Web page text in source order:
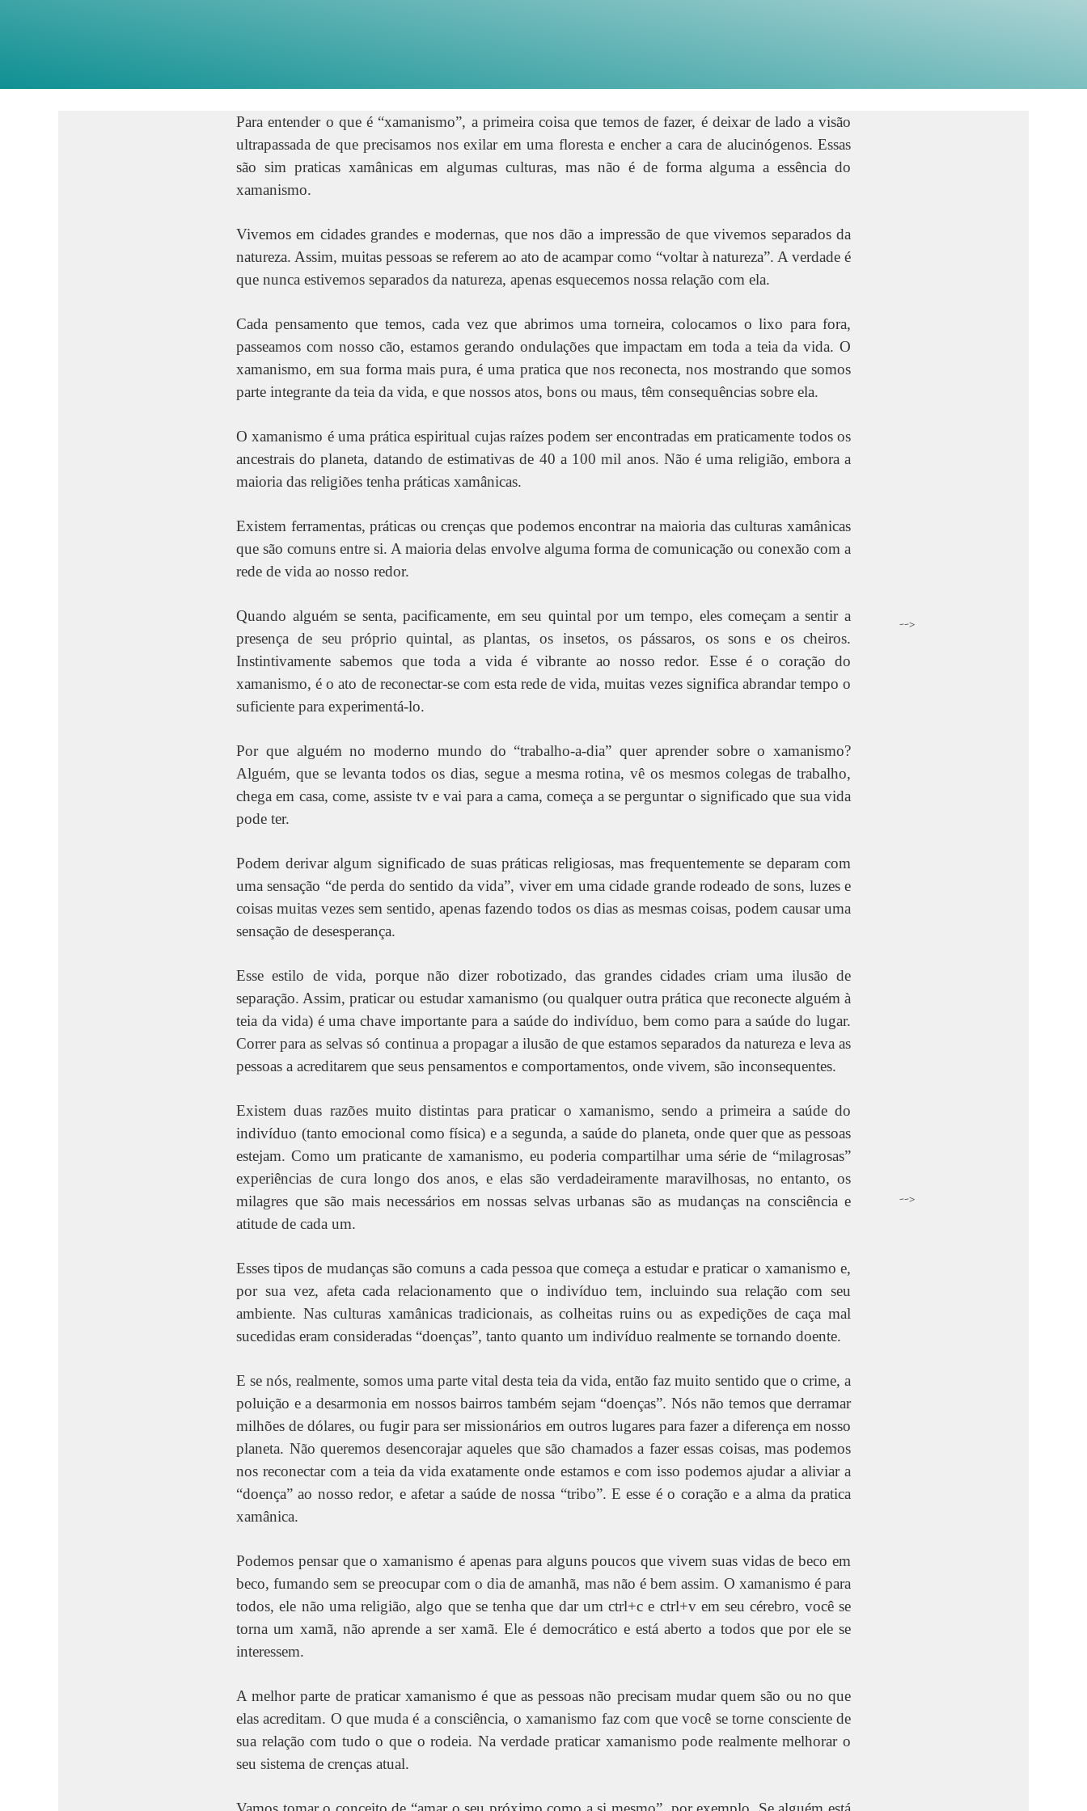
Para entender o que é “xamanismo”, a primeira coisa que temos de fazer, é deixar de lado a visão
ultrapassada de que precisamos nos exilar em uma floresta e encher a cara de alucinógenos. Essas
são sim praticas xamânicas em algumas culturas, mas não é de forma alguma a essência do
xamanismo.
Vivemos em cidades grandes e modernas, que nos dão a impressão de que vivemos separados da
natureza. Assim, muitas pessoas se referem ao ato de acampar como “voltar à natureza”. A verdade é
que nunca estivemos separados da natureza, apenas esquecemos nossa relação com ela.
Cada pensamento que temos, cada vez que abrimos uma torneira, colocamos o lixo para fora,
passeamos com nosso cão, estamos gerando ondulações que impactam em toda a teia da vida. O
xamanismo, em sua forma mais pura, é uma pratica que nos reconecta, nos mostrando que somos
parte integrante da teia da vida, e que nossos atos, bons ou maus, têm consequências sobre ela.
O xamanismo é uma prática espiritual cujas raízes podem ser encontradas em praticamente todos os
ancestrais do planeta, datando de estimativas de 40 a 100 mil anos. Não é uma religião, embora a
maioria das religiões tenha práticas xamânicas.
Existem ferramentas, práticas ou crenças que podemos encontrar na maioria das culturas xamânicas
que são comuns entre si. A maioria delas envolve alguma forma de comunicação ou conexão com a
rede de vida ao nosso redor.
Quando alguém se senta, pacificamente, em seu quintal por um tempo, eles começam a sentir a
presença de seu próprio quintal, as plantas, os insetos, os pássaros, os sons e os cheiros.
Instintivamente sabemos que toda a vida é vibrante ao nosso redor. Esse é o coração do
xamanismo, é o ato de reconectar-se com esta rede de vida, muitas vezes significa abrandar tempo o
suficiente para experimentá-lo.
Por que alguém no moderno mundo do “trabalho-a-dia” quer aprender sobre o xamanismo?
Alguém, que se levanta todos os dias, segue a mesma rotina, vê os mesmos colegas de trabalho,
chega em casa, come, assiste tv e vai para a cama, começa a se perguntar o significado que sua vida
pode ter.
Podem derivar algum significado de suas práticas religiosas, mas frequentemente se deparam com
uma sensação “de perda do sentido da vida”, viver em uma cidade grande rodeado de sons, luzes e
coisas muitas vezes sem sentido, apenas fazendo todos os dias as mesmas coisas, podem causar uma
sensação de desesperança.
Esse estilo de vida, porque não dizer robotizado, das grandes cidades criam uma ilusão de
separação. Assim, praticar ou estudar xamanismo (ou qualquer outra prática que reconecte alguém à
teia da vida) é uma chave importante para a saúde do indivíduo, bem como para a saúde do lugar.
Correr para as selvas só continua a propagar a ilusão de que estamos separados da natureza e leva as
pessoas a acreditarem que seus pensamentos e comportamentos, onde vivem, são inconsequentes.
Existem duas razões muito distintas para praticar o xamanismo, sendo a primeira a saúde do
indivíduo (tanto emocional como física) e a segunda, a saúde do planeta, onde quer que as pessoas
estejam. Como um praticante de xamanismo, eu poderia compartilhar uma série de “milagrosas”
experiências de cura longo dos anos, e elas são verdadeiramente maravilhosas, no entanto, os
milagres que são mais necessários em nossas selvas urbanas são as mudanças na consciência e
atitude de cada um.
Esses tipos de mudanças são comuns a cada pessoa que começa a estudar e praticar o xamanismo e,
por sua vez, afeta cada relacionamento que o indivíduo tem, incluindo sua relação com seu
ambiente. Nas culturas xamânicas tradicionais, as colheitas ruins ou as expedições de caça mal
sucedidas eram consideradas “doenças”, tanto quanto um indivíduo realmente se tornando doente.
E se nós, realmente, somos uma parte vital desta teia da vida, então faz muito sentido que o crime, a
poluição e a desarmonia em nossos bairros também sejam “doenças”. Nós não temos que derramar
milhões de dólares, ou fugir para ser missionários em outros lugares para fazer a diferença em nosso
planeta. Não queremos desencorajar aqueles que são chamados a fazer essas coisas, mas podemos
nos reconectar com a teia da vida exatamente onde estamos e com isso podemos ajudar a aliviar a
“doença” ao nosso redor, e afetar a saúde de nossa “tribo”. E esse é o coração e a alma da pratica
xamânica.
Podemos pensar que o xamanismo é apenas para alguns poucos que vivem suas vidas de beco em
beco, fumando sem se preocupar com o dia de amanhã, mas não é bem assim. O xamanismo é para
todos, ele não uma religião, algo que se tenha que dar um ctrl+c e ctrl+v em seu cérebro, você se
torna um xamã, não aprende a ser xamã. Ele é democrático e está aberto a todos que por ele se
interessem.
A melhor parte de praticar xamanismo é que as pessoas não precisam mudar quem são ou no que
elas acreditam. O que muda é a consciência, o xamanismo faz com que você se torne consciente de
sua relação com tudo o que o rodeia. Na verdade praticar xamanismo pode realmente melhorar o
seu sistema de crenças atual.
-->
-->